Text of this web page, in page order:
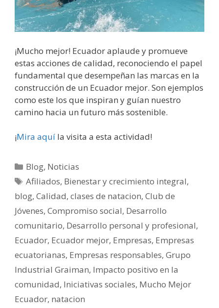
¡Mucho mejor! Ecuador aplaude y promueve
estas acciones de calidad, reconociendo el papel
fundamental que desempeñan las marcas en la
construcción de un Ecuador mejor. Son ejemplos
como este los que inspiran y guían nuestro
camino hacia un futuro más sostenible.
¡Mira aquí la visita a esta actividad!
Blog, Noticias
Afiliados, Bienestar y crecimiento integral,
blog, Calidad, clases de natacion, Club de
Jóvenes, Compromiso social, Desarrollo
comunitario, Desarrollo personal y profesional,
Ecuador, Ecuador mejor, Empresas, Empresas
ecuatorianas, Empresas responsables, Grupo
Industrial Graiman, Impacto positivo en la
comunidad, Iniciativas sociales, Mucho Mejor
Ecuador, natacion